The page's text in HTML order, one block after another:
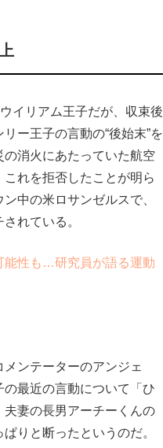
イリアム王子だが、収束後
ー王子の言動の“後始末”を
消火にあたっていた航空
れを拒否したことが明ら
中の米ロサンゼルスで、
れている。
能性も…研究員が語る運動
ンテーターのアンジェ
最近の言動について「ひ
妻の長男アーチーくんの
りと断ったというのだ。